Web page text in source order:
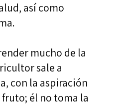
así como
mucho de la
sale a
con la aspiración
él no toma la